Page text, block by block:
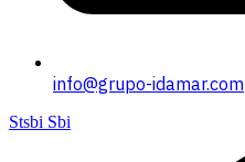
info@grupo-idamar.com
Stsbi Sbi